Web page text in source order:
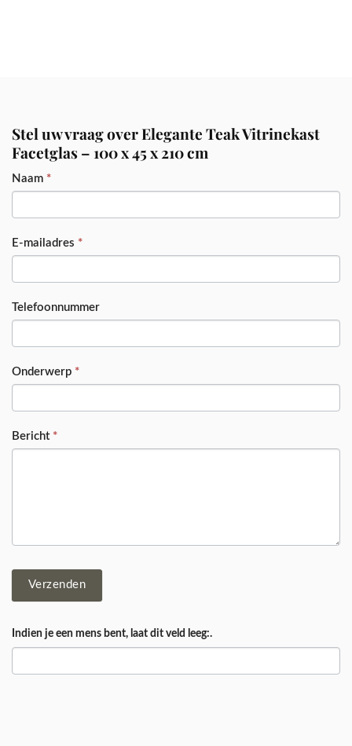
Stel uw vraag over Elegante Teak Vitrinekast
Facetglas – 100 x 45 x 210 cm
PRODUCT
Naam *
E-mailadres *
Telefoonnummer
Onderwerp *
Bericht *
Verzenden
Indien je een mens bent, laat dit veld leeg:.